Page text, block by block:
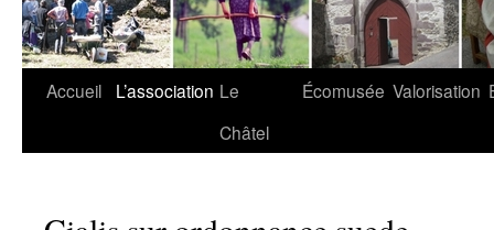
Aller
Accueil L’association Le
Châtel
Écomusée Valorisation